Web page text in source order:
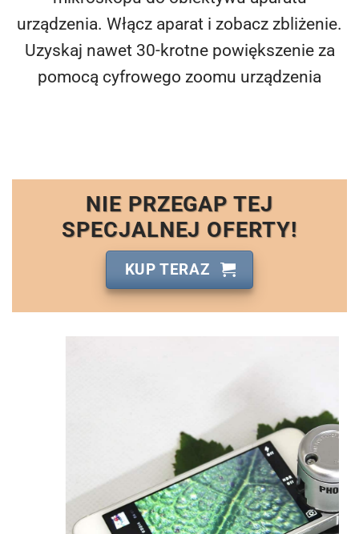
urządzenia. Włącz aparat i zobacz zbliżenie.
Uzyskaj nawet 30-krotne powiększenie za
pomocą cyfrowego zoomu urządzenia
NIE PRZEGAP TEJ
SPECJALNEJ OFERTY!
KUP TERAZ